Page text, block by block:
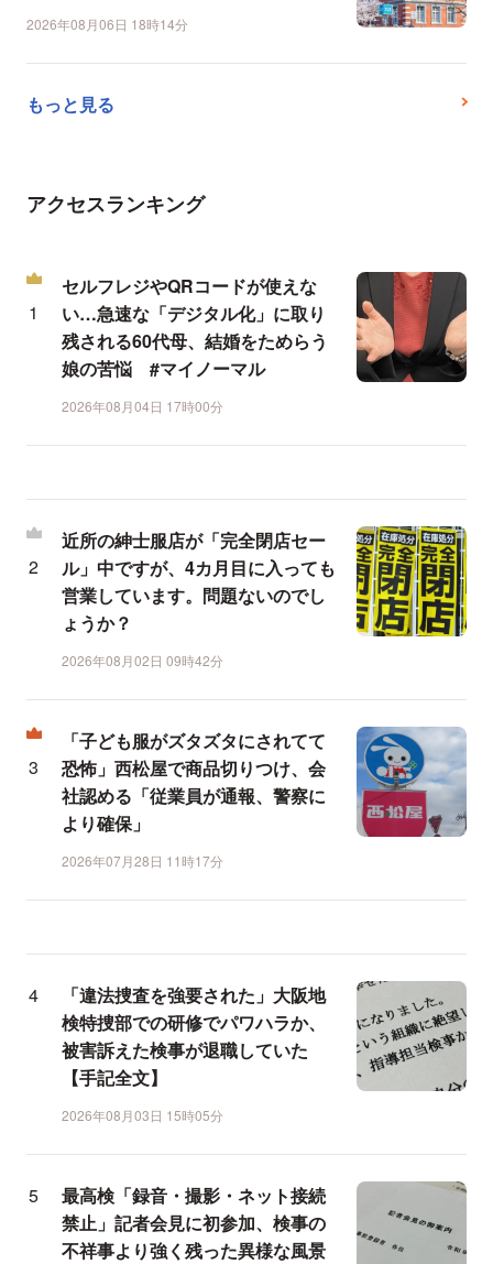
2026年08月06日 18時14分
もっと見る
アクセスランキング
セルフレジやQRコードが使えな
い…急速な「デジタル化」に取り
残される60代母、結婚をためらう
娘の苦悩 #マイノーマル
2026年08月04日 17時00分
近所の紳士服店が「完全閉店セー
ル」中ですが、4カ月目に入っても
営業しています。問題ないのでし
ょうか？
2026年08月02日 09時42分
「子ども服がズタズタにされてて
恐怖」西松屋で商品切りつけ、会
社認める「従業員が通報、警察に
より確保」
2026年07月28日 11時17分
「違法捜査を強要された」大阪地
検特捜部での研修でパワハラか、
被害訴えた検事が退職していた
【手記全文】
2026年08月03日 15時05分
最高検「録音・撮影・ネット接続
禁止」記者会見に初参加、検事の
不祥事より強く残った異様な風景